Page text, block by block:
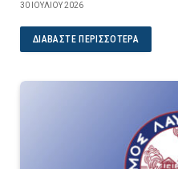
30 ΙΟΥΛΊΟΥ 2026
ΔΙΑΒΆΣΤΕ ΠΕΡΙΣΣΌΤΕΡΑ